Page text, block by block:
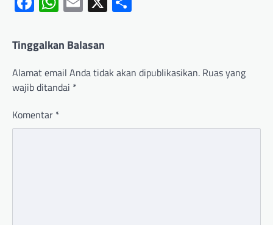
Tinggalkan Balasan
Alamat email Anda tidak akan dipublikasikan. Ruas yang
wajib ditandai *
Komentar *